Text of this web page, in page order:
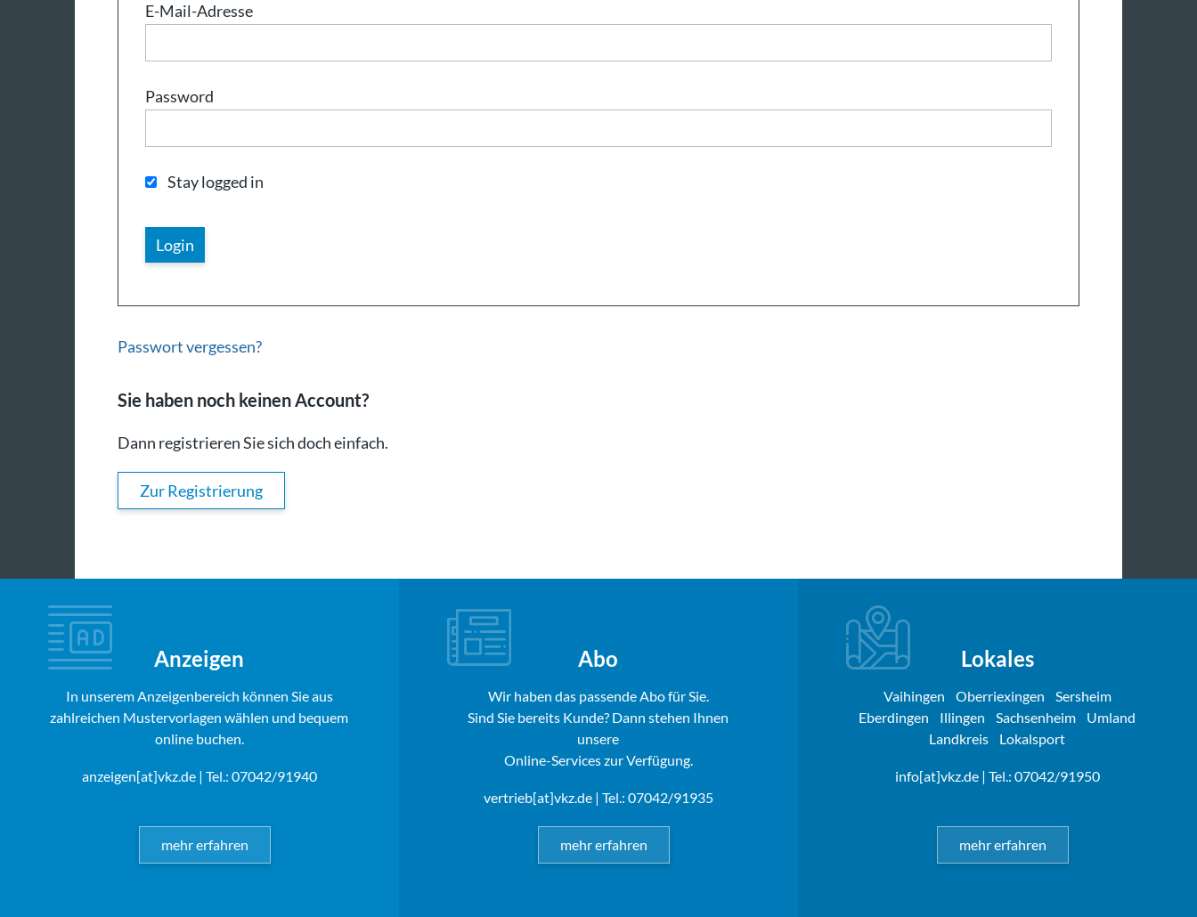
E-Mail-Adresse
Password
Stay logged in
Passwort vergessen?
Sie haben noch keinen Account?
Dann registrieren Sie sich doch einfach.
Zur Registrierung
Anzeigen
In unserem Anzeigenbereich können Sie aus
zahlreichen Mustervorlagen wählen und bequem
online buchen.
anzeigen[at]vkz.de| Tel.: 07042/91940
mehr erfahren
Abo
Wir haben das passende Abo für Sie.
Sind Sie bereits Kunde? Dann stehen Ihnen
unsere
Online-Services zur Verfügung.
vertrieb[at]vkz.de| Tel.: 07042/91935
mehr erfahren
Lokales
Vaihingen Oberriexingen
Sersheim
Eberdingen
Illingen Sachsenheim
Umland
Landkreis
Lokalsport
info[at]vkz.de| Tel.: 07042/91950
mehr erfahren